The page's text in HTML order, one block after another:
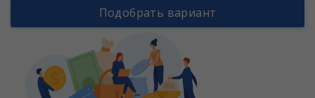
Подобрать вариант